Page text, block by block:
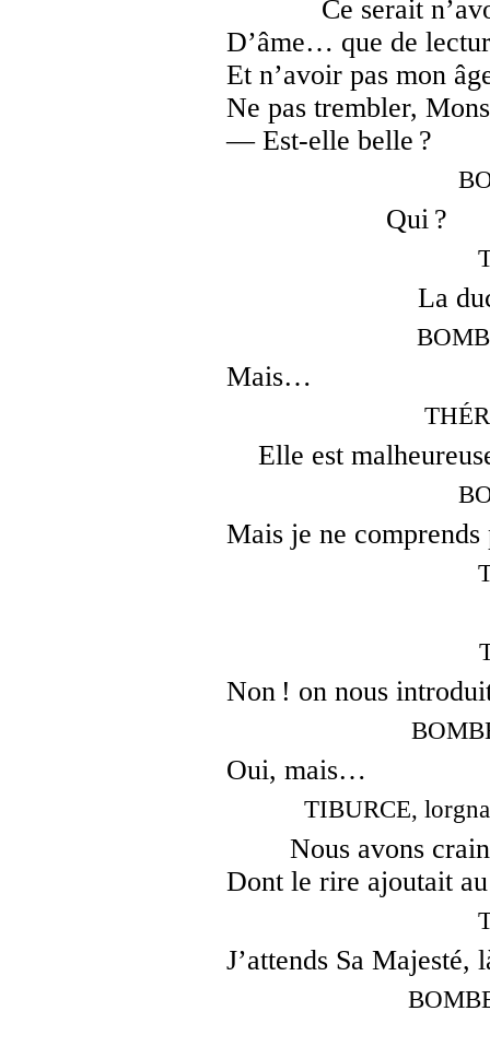
Ce serait
D’âme… que de
Et n’avoir pas mon
Ne pas trembler,
— Est-elle belle ?
Qui ?
La
Mais…
Elle est
Mais je ne comprends
Non ! on nous
Oui, mais…
TIBURCE,
Nous avons
Dont le rire ajoutait
J’attends Sa Majesté,